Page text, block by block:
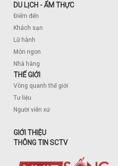
DU LỊCH - ẨM THỰC
Điểm đến
Khách sạn
Lữ hành
Món ngon
Nhà hàng
THẾ GIỚI
Vòng quanh thế giới
Tư liệu
Người viễn xứ
GIỚI THIỆU
THÔNG TIN SCTV